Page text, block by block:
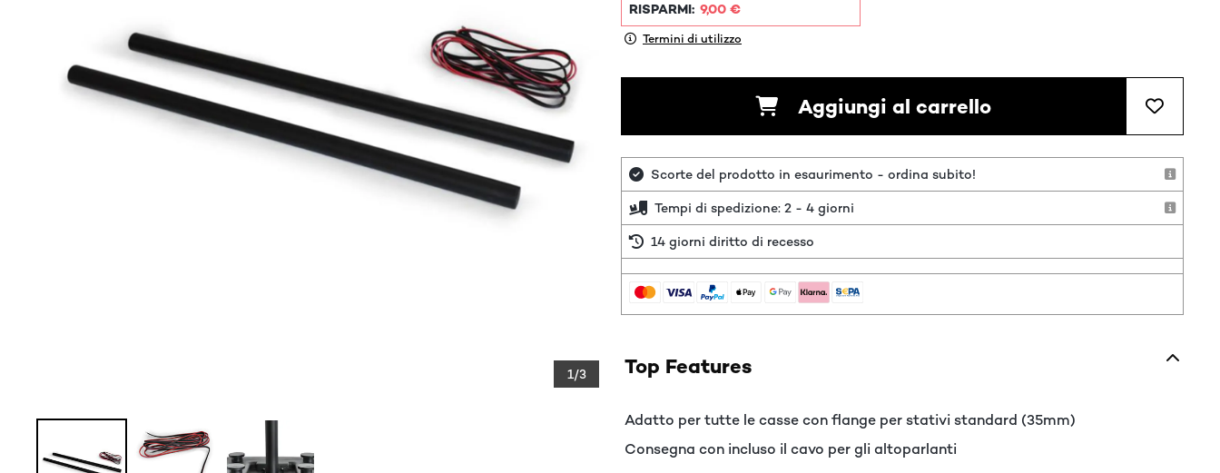
1/3
RISPARMI: 9,00 €
Termini di utilizzo
Aggiungi al carrello
Scorte del prodotto in esaurimento - ordina subito!
Tempi di spedizione: 2 - 4 giorni
14 giorni diritto di recesso
Top Features
Adatto per tutte le casse con flange per stativi standard (35mm)
Consegna con incluso il cavo per gli altoparlanti